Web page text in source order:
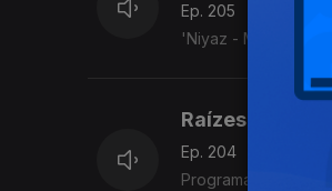
Ep. 205
'Niyaz - Misticismo
Raízes
Ep. 204
Programa Acervo Origens, da